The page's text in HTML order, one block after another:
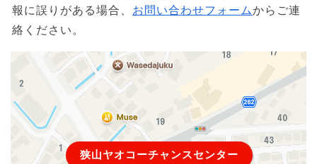
報に誤りがある場合、 お問い合わせフォームからご連
絡ください。
狭山ヤオコーチャンスセンター